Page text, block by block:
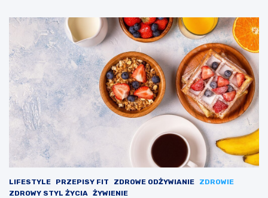
LIFESTYLE PRZEPISY FIT ZDROWE ODŻYWIANIE
ZDROWIE
ZDROWY STYL ŻYCIA ŻYWIENIE